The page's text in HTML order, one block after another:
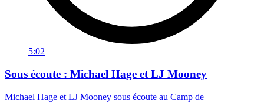
5:02
Sous écoute : Michael Hage et LJ Mooney
Michael Hage et LJ Mooney sous écoute au Camp de